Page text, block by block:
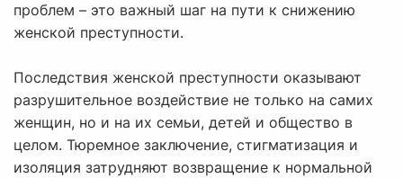
проблем – это важный шаг на пути к снижению
женской преступности.
Последствия женской преступности оказывают
разрушительное воздействие не только на самих
женщин, но и на их семьи, детей и общество в
целом. Тюремное заключение, стигматизация и
изоляция затрудняют возвращение к нормальной